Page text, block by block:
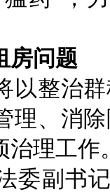
房问题
整治群
理、消
治理工作
副书记